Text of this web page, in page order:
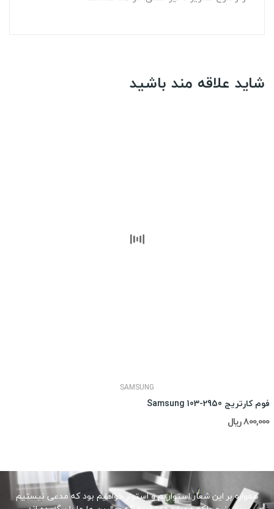
شاید علاقه مند باشید
SAMSUNG
فوم کارتریج Samsung 103-2950
800,000 ریال
همواره بر این شعار استواریم و استوار خواهیم بود که مدعی نیستیم